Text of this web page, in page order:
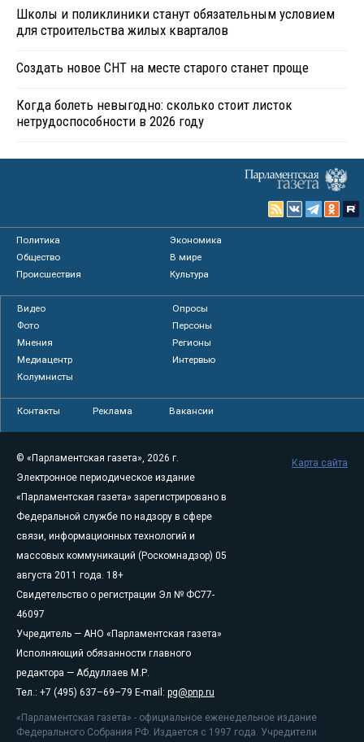
Школы и поликлиники станут обязательным условием
для строительства жилых кварталов
Создать новое СНТ на месте старого станет проще
Когда болеть невыгодно: сколько стоит листок
нетрудоспособности в 2026 году
Политика
Экономика
Общество
В мире
Происшествия
Культура
Видео
Опросы
Фото
Персоны
Мнения
Регионы
Медиацентр
Интервью
Колумнисты
Контакты Реклама Вакансии
© «Парламентская газета», 2026 г.
Электронное периодическое издание
«Парламентская газета» зарегистрировано в
Федеральной службе по надзору в сфере
связи, информационных технологий и
массовых коммуникаций (Роскомнадзор) 05
августа 2011 года. 18+
Свидетельство о регистрации Эл № ФС77-
46097
Учредитель — АНО «Парламентская газета»
Исполняющий обязанности главного
редактора — Абдуллаев М.Р.
Тел.: +7 (495) 637–69–79 E-mail: pg@pnp.ru
«Парламентская газета» - официальное еженедельное издание
Федерального Собрания РФ. Издается с 1997 года. Учредители
Карта сайта